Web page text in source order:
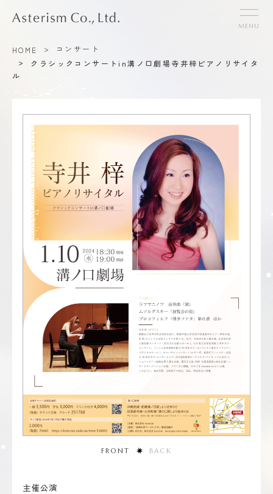
HOME >
コンサート
>
クラシックコンサートin溝ノ口劇場寺井梓ピアノリサイタ
ル
FRONT BACK
主催公演